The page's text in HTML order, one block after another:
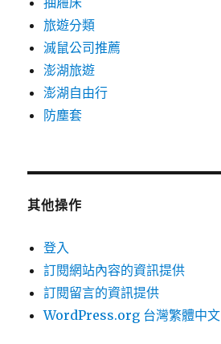
旅遊分類
滅鼠公司推薦
澎湖旅遊
澎湖自由行
防塵套
其他操作
登入
訂閱網站內容的資訊提供
訂閱留言的資訊提供
WordPress.org 台灣繁體中文